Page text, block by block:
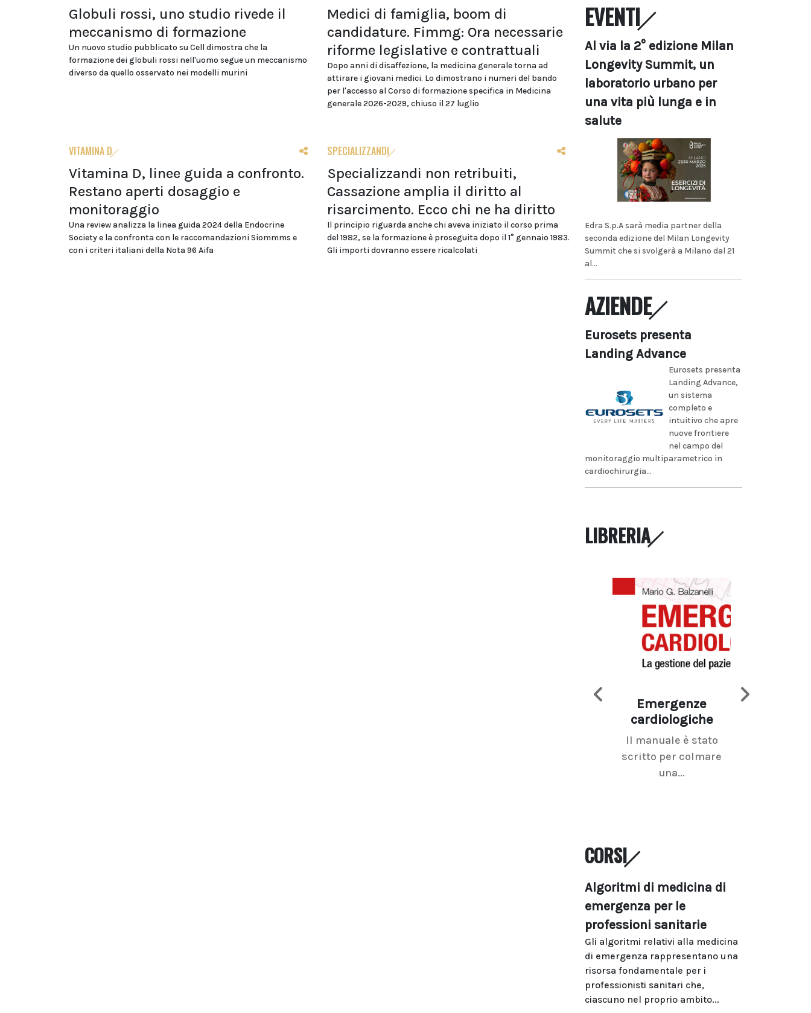
Globuli rossi, uno studio rivede il
meccanismo di formazione
Un nuovo studio pubblicato su Cell dimostra che la
formazione dei globuli rossi nell'uomo segue un meccanismo
diverso da quello osservato nei modelli murini
Medici di famiglia, boom di
candidature. Fimmg: Ora necessarie
riforme legislative e contrattuali
Dopo anni di disaffezione, la medicina generale torna ad
attirare i giovani medici. Lo dimostrano i numeri del bando
per l'accesso al Corso di formazione specifica in Medicina
generale 2026-2029, chiuso il 27 luglio
VITAMINA D
Vitamina D, linee guida a confronto.
Restano aperti dosaggio e
monitoraggio
Una review analizza la linea guida 2024 della Endocrine
Society e la confronta con le raccomandazioni Siommms e
con i criteri italiani della Nota 96 Aifa
SPECIALIZZANDI
Specializzandi non retribuiti,
Cassazione amplia il diritto al
risarcimento. Ecco chi ne ha diritto
Il principio riguarda anche chi aveva iniziato il corso prima
del 1982, se la formazione è proseguita dopo il 1° gennaio 1983.
Gli importi dovranno essere ricalcolati
EVENTI
Al via la 2° edizione Milan
Longevity Summit, un
laboratorio urbano per
una vita più lunga e in
salute
Edra S.p.A sarà media partner della
seconda edizione del Milan Longevity
Summit che si svolgerà a Milano dal 21
al...
AZIENDE
Eurosets presenta
Landing Advance
Eurosets presenta
Landing Advance,
un sistema
completo e
intuitivo che apre
nuove frontiere
nel campo del
monitoraggio multiparametrico in
cardiochirurgia...
LIBRERIA
Emergenze
cardiologiche
Il manuale è stato
scritto per colmare
una...
CORSI
Algoritmi di medicina di
emergenza per le
professioni sanitarie
Gli algoritmi relativi alla medicina
di emergenza rappresentano una
risorsa fondamentale per i
professionisti sanitari che,
ciascuno nel proprio ambito...